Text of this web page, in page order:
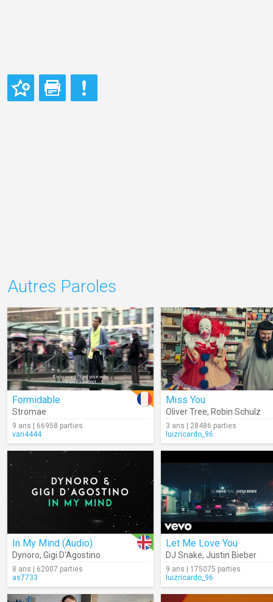
Autres Paroles
Formidable
Stromae
9 ans | 66958 parties
vari4444
Miss You
Oliver Tree, Robin Schulz
3 ans | 28486 parties
luizricardo_96
In My Mind (Audio)
Dynoro, Gigi D'Agostino
8 ans | 62007 parties
as7733
Let Me Love You
DJ Snake, Justin Bieber
9 ans | 175075 parties
luizricardo_96